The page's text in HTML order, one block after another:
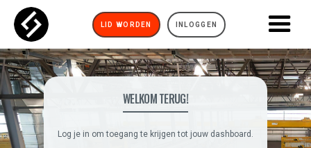
LID WORDEN INLOGGEN
WELKOM TERUG!
Log je in om toegang te krijgen tot jouw dashboard.